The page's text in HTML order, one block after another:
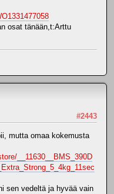
osat tänään,t:Arttu
#2443
mutta omaa kokemusta
__11630__BMS_390D
sen vedeltä ja hyvää vain